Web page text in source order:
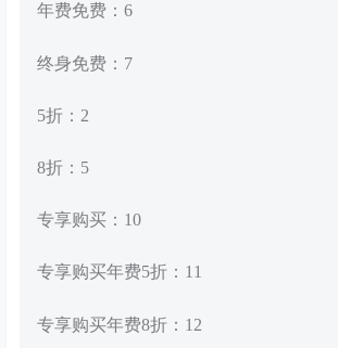
年费免费：6
终身免费：7
5折：2
8折：5
专享购买：10
专享购买年费5折：11
专享购买年费8折：12